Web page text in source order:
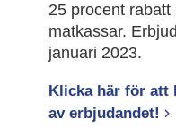
25 procent
matkassar.
januari 2023.
Klicka här för att
av erbjudandet!